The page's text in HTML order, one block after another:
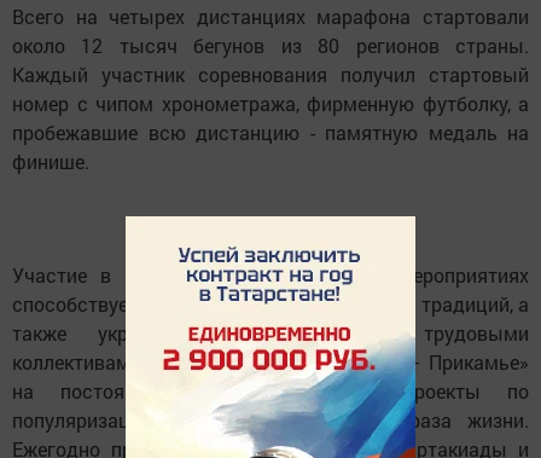
Всего на четырех дистанциях марафона стартовали
около 12 тысяч бегунов из 80 регионов страны.
Каждый участник соревнования получил стартовый
номер с чипом хронометража, фирменную футболку, а
пробежавшие всю дистанцию - памятную медаль на
финише.
Участие в традиционных спортивных мероприятиях
способствует сохранению и приумножению традиций, а
также укреплению связей между трудовыми
коллективами предприятия. «Транснефть – Прикамье»
на постоянной основе реализует проекты по
популяризации спорта и здорового образа жизни.
Ежегодно проводятся летние, зимние спартакиады и